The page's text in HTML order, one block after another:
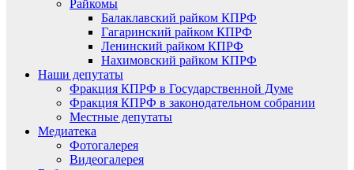
Райкомы
Балаклавский райком КПРФ
Гагаринский райком КПРФ
Ленинский райком КПРФ
Нахимовский райком КПРФ
Наши депутаты
Фракция КПРФ в Государственной Думе
Фракция КПРФ в законодательном собрании
Местные депутаты
Медиатека
Фотогалерея
Видеогалерея